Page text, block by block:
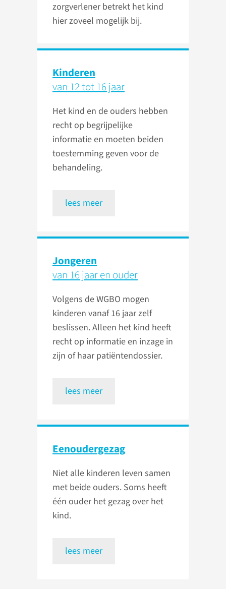
zorgverlener betrekt het kind
hier zoveel mogelijk bij.
Kinderen
van 12 tot 16 jaar
Het kind en de ouders hebben
recht op begrijpelijke
informatie en moeten beiden
toestemming geven voor de
behandeling.
lees meer
Jongeren
van 16 jaar en ouder
Volgens de WGBO mogen
kinderen vanaf 16 jaar zelf
beslissen. Alleen het kind heeft
recht op informatie en inzage in
zijn of haar patiëntendossier.
lees meer
Eenoudergezag
Niet alle kinderen leven samen
met beide ouders. Soms heeft
één ouder het gezag over het
kind.
lees meer